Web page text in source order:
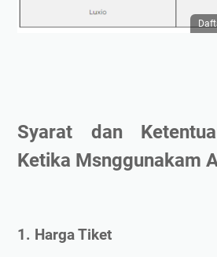
Syarat dan
Ketika Msnggunakam
1. Harga Tiket